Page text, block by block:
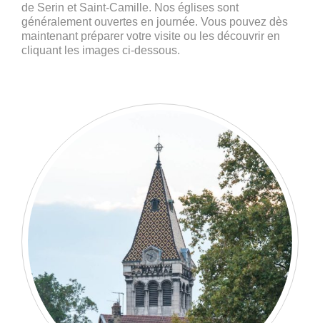
de Serin et Saint-Camille. Nos églises sont
généralement ouvertes en journée. Vous pouvez dès
maintenant préparer votre visite ou les découvrir en
cliquant les images ci-dessous.